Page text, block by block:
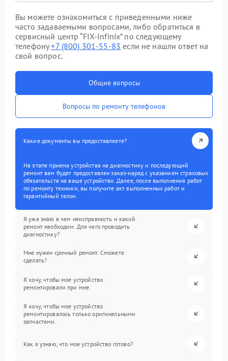
Вы можете ознакомиться с приведенными ниже
часто задаваемыми вопросами, либо обратиться в
сервисный центр “FIX-Infinix” по следующему
телефону+7 (800) 301-55-83 если не нашли ответ на
свой вопрос.
Общие вопросы
Вопросы по ремонту телефонов
Какие документы вы предоставляете?
На этапе приема устройства на диагностику и последующий
ремонт вам будет предоставлен заказ-наряд с указанием страховых
обязательств на ваше устройство. Далее, после выполнения работ
по ремонту техники, вы получите акт выполненных работ и
гарантийный талон.
Я уже знаю в чем неисправность и какой
ремонт необходим. Для чего проводить
диагностику?
Мне нужен срочный ремонт. Сможете
сделать?
Я хочу, чтобы мое устройство
ремонтировали при мне.
Я хочу, чтобы мое устройство
ремонтировалось только оригинальными
запчастями.
Как я узнаю, что мое устройство готово?